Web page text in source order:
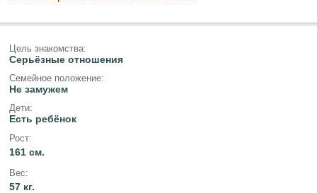
Цель знакомства:
Серьёзные отношения
Семейное положение:
Не замужем
Дети:
Есть ребёнок
Рост:
161 см.
Вес:
57 кг.